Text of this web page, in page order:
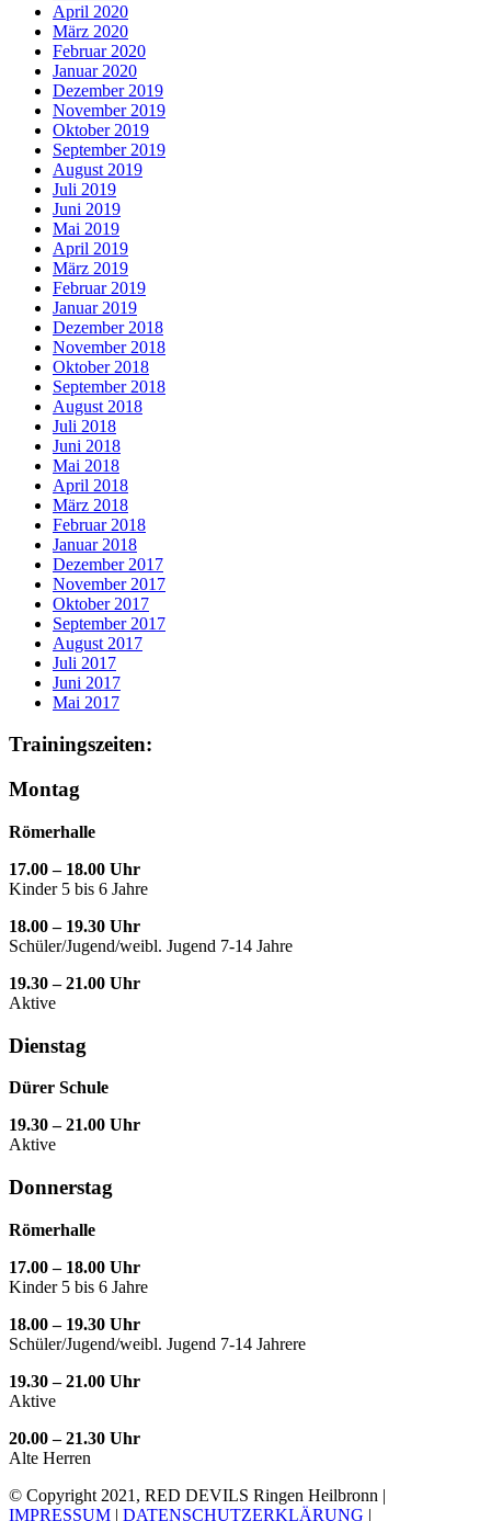
April 2020
März 2020
Februar 2020
Januar 2020
Dezember 2019
November 2019
Oktober 2019
September 2019
August 2019
Juli 2019
Juni 2019
Mai 2019
April 2019
März 2019
Februar 2019
Januar 2019
Dezember 2018
November 2018
Oktober 2018
September 2018
August 2018
Juli 2018
Juni 2018
Mai 2018
April 2018
März 2018
Februar 2018
Januar 2018
Dezember 2017
November 2017
Oktober 2017
September 2017
August 2017
Juli 2017
Juni 2017
Mai 2017
Trainingszeiten:
Montag
Römerhalle
17.00 – 18.00 Uhr
Kinder 5 bis 6 Jahre
18.00 – 19.30 Uhr
Schüler/Jugend/weibl. Jugend 7-14 Jahre
19.30 – 21.00 Uhr
Aktive
Dienstag
Dürer Schule
19.30 – 21.00 Uhr
Aktive
Donnerstag
Römerhalle
17.00 – 18.00 Uhr
Kinder 5 bis 6 Jahre
18.00 – 19.30 Uhr
Schüler/Jugend/weibl. Jugend 7-14 Jahrere
19.30 – 21.00 Uhr
Aktive
20.00 – 21.30 Uhr
Alte Herren
© Copyright 2021, RED DEVILS Ringen Heilbronn |
IMPRESSUM | DATENSCHUTZERKLÄRUNG |